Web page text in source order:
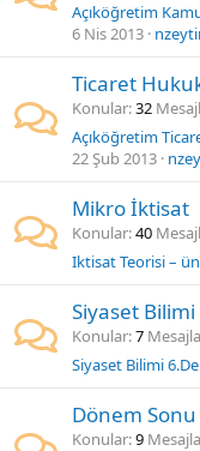
Açıköğretim
6 Nis 2013
Ticaret
Konular 32
Açıköğretim
22 Şub 2013
Mikro İktisat
Konular 40
Iktisat Teorisi –
Siyaset Bilimi
Konular 7
Siyaset Bilimi
Dönem
Konular 9